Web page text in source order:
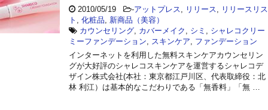
2010/05/19 -アットプレス リリース
リリースリス
ト
化粧品
新商品（美容）
カウンセリング カバーメイク シミ
シャレコクリー
ミーファンデーション
スキンケア
ファンデーション
インターネットを利用した無料スキンケアカウンセリン
グが大好評のシャレコスキンケアを運営するシャレコデ
ザイン株式会社(本社：東京都江戸川区、代表取締役：北
林 利江）は基本的なこだわりである「無香料」「無 …